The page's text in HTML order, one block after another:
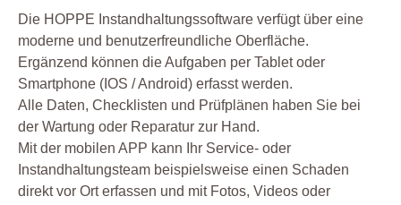
Die HOPPE Instandhaltungssoftware verfügt über eine
moderne und benutzerfreundliche Oberfläche.
Ergänzend können die Aufgaben per Tablet oder
Smartphone (IOS / Android) erfasst werden.
Alle Daten, Checklisten und Prüfplänen haben Sie bei
der Wartung oder Reparatur zur Hand.
Mit der mobilen APP kann Ihr Service- oder
Instandhaltungsteam beispielsweise einen Schaden
direkt vor Ort erfassen und mit Fotos, Videos oder